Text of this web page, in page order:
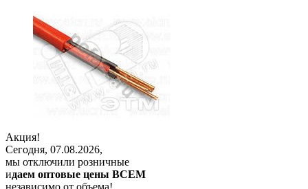
Акция!
Сегодня, 07.08.2026,
мы отключили розничные
идаем оптовые цены ВСЕМ
независимо от объема!